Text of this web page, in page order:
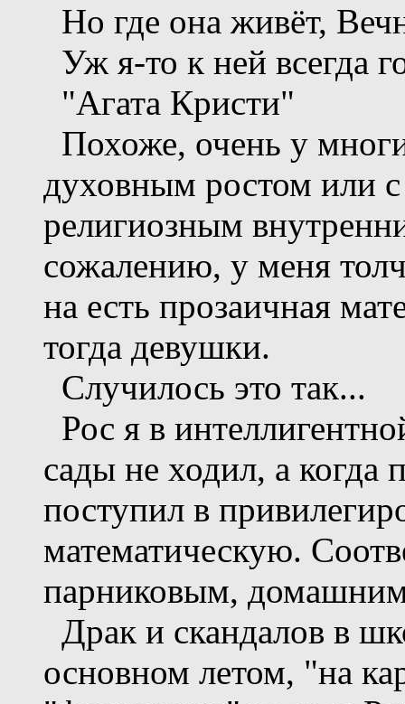
Но где она живёт,
Уж я-то к ней всегда
"Агата Кристи"
Похоже, очень у
духовным ростом или
религиозным
сожалению, у меня
на есть прозаичная
тогда девушки.
Случилось это так...
Рос я в
сады не ходил, а
поступил в
математическую.
парниковым,
Драк и скандалов в
основном летом, "на